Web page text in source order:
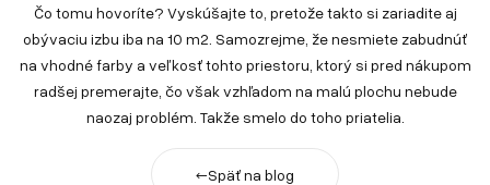
Čo tomu hovoríte? Vyskúšajte to, pretože takto si zariadite aj
obývaciu izbu iba na 10 m2. Samozrejme, že nesmiete zabudnúť
na vhodné farby a veľkosť tohto priestoru, ktorý si pred nákupom
radšej premerajte, čo však vzhľadom na malú plochu nebude
naozaj problém. Takže smelo do toho priatelia.
←Späť na blog